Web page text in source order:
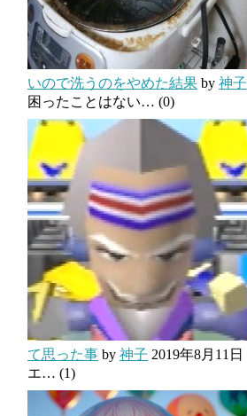
いので洗うのをやめた結果 by 神子
困ったことはない… (0)
て思った事 by 神子 2019年8月11日
エ… (1)